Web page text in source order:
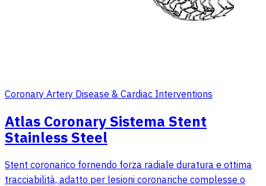
Coronary Artery Disease & Cardiac Interventions
Atlas Coronary Sistema Stent
Stainless Steel
Stent coronarico fornendo forza radiale duratura e ottima
tracciabilità, adatto per lesioni coronariche complesse o